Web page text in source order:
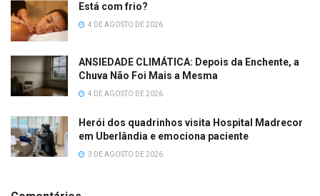
Está com frio?
4 DE AGOSTO DE 2026
ANSIEDADE CLIMÁTICA: Depois da Enchente, a
Chuva Não Foi Mais a Mesma
4 DE AGOSTO DE 2026
Herói dos quadrinhos visita Hospital Madrecor
em Uberlândia e emociona paciente
3 DE AGOSTO DE 2026